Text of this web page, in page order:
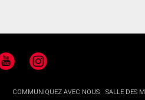
Instagram
COMMUNIQUEZ AVEC NOUS SALLE DES